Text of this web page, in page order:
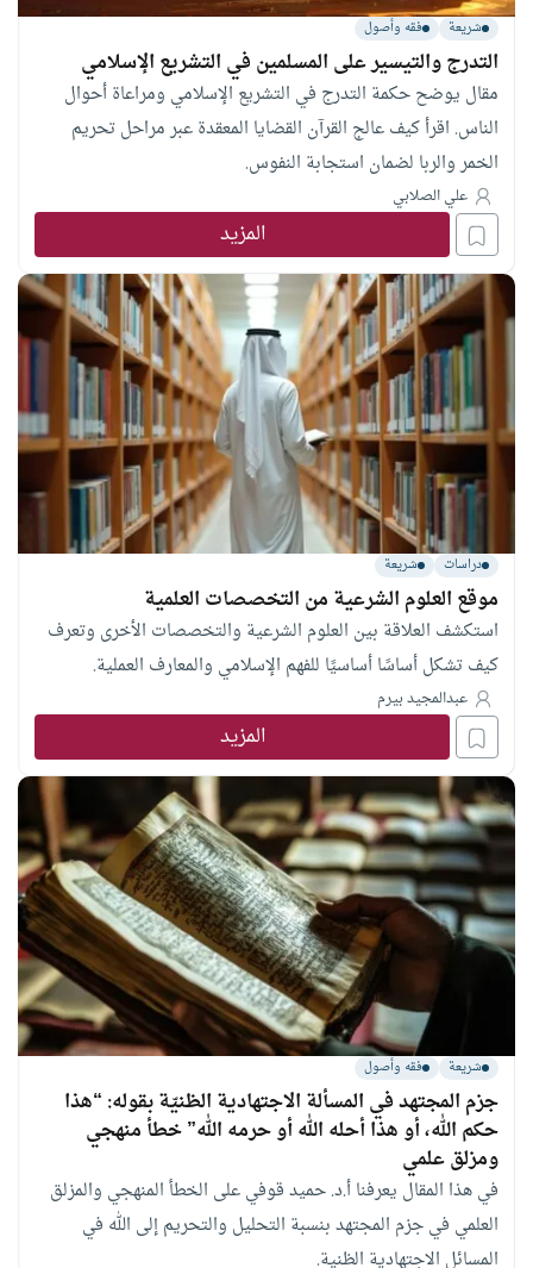
شريعة فقه وأصول
التدرج والتيسير على المسلمين في التشريع الإسلامي
مقال يوضح حكمة التدرج في التشريع الإسلامي ومراعاة أحوال
الناس. اقرأ كيف عالج القرآن القضايا المعقدة عبر مراحل تحريم
الخمر والربا لضمان استجابة النفوس.
علي الصلابي
المزيد
دراسات شريعة
موقع العلوم الشرعية من التخصصات العلمية
استكشف العلاقة بين العلوم الشرعية والتخصصات الأخرى وتعرف
كيف تشكل أساسًا أساسيًا للفهم الإسلامي والمعارف العملية.
عبدالمجيد بيرم
المزيد
شريعة فقه وأصول
جزم المجتهد في المسألة الاجتهادية الظنيّة بقوله: “هذا
حكم الله، أو هذا أحله الله أو حرمه الله” خطأ منهجي
ومزلق علمي
في هذا المقال يعرفنا أ.د. حميد قوفي على الخطأ المنهجي والمزلق
العلمي في جزم المجتهد بنسبة التحليل والتحريم إلى الله في
المسائل الاجتهادية الظنية.